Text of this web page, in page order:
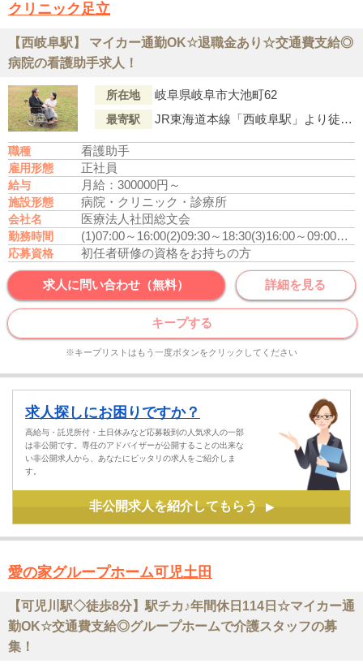
クリニック足立
【西岐阜駅】 マイカー通勤OK☆退職金あり☆交通費支給◎
病院の看護助手求人！
所在地 岐阜県岐阜市大池町62
最寄駅 JR東海道本線「西岐阜駅」より徒歩18分
職種 看護助手
雇用形態 正社員
給与 月給：300000円～
施設形態 病院・クリニック・診療所
会社名 医療法人社団総文会
勤務時間 (1)07:00～16:00(2)09:30～18:30(3)16:00～09:00休
応募資格 初任者研修の資格をお持ちの方
求人に問い合わせ（無料） 詳細を見る
キープする
※キープリストはもう一度ボタンをクリックしてください
求人探しにお困りですか？
高給与・託児所付・土日休みなど応募殺到の人気求人の一部
は非公開です。専任のアドバイザーが公開することの出来な
い非公開求人から、あなたにピッタリの求人をご紹介しま
す。
非公開求人を紹介してもらう ▶
愛の家グループホーム可児土田
【可児川駅◇徒歩8分】駅チカ♪年間休日114日☆マイカー通
勤OK☆交通費支給◎グループホームで介護スタッフの募
集！